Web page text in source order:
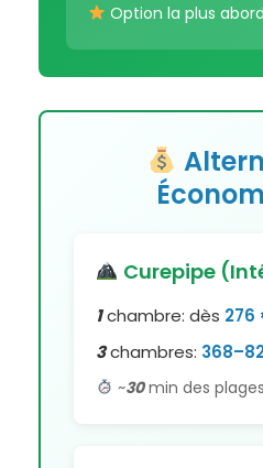
Option la plus
Curepipe
1chambre: dès 276
3chambres:
~30min des plages